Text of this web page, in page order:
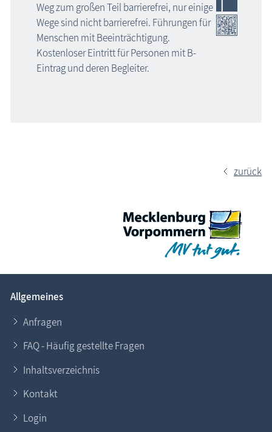
Weg zum großen Teil barrierefrei, nur einige
Wege sind nicht barrierefrei. Führungen für
Menschen mit Beeinträchtigung.
Kostenloser Eintritt für Personen mit B-
Eintrag und deren Begleiter.
zurück
Allgemeines
Anfragen
FAQ - Häufig gestellte Fragen
Inhaltsverzeichnis
Kontakt
Login